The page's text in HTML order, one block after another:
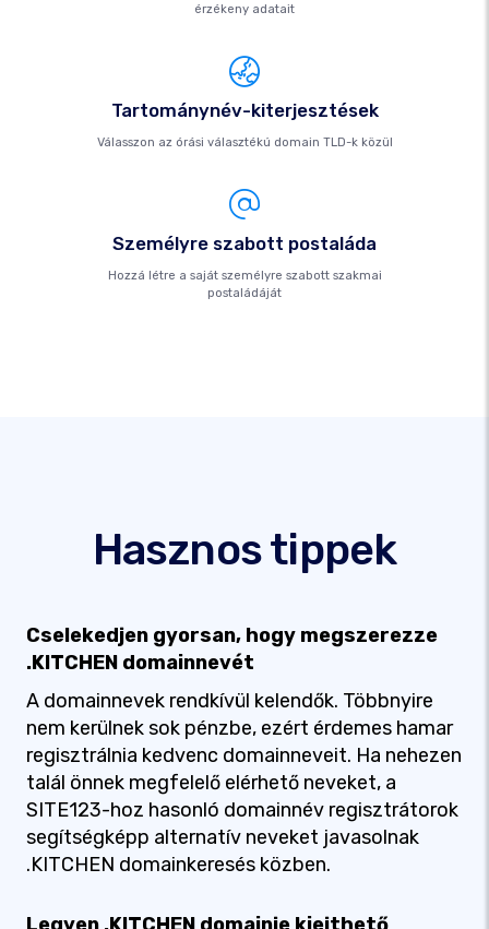
érzékeny adatait
Tartománynév-kiterjesztések
Válasszon az órási választékú domain TLD-k közül
Személyre szabott postaláda
Hozzá létre a saját személyre szabott szakmai
postaládáját
Hasznos tippek
Cselekedjen gyorsan, hogy megszerezze
.KITCHEN domainnevét
A domainnevek rendkívül kelendők. Többnyire
nem kerülnek sok pénzbe, ezért érdemes hamar
regisztrálnia kedvenc domainneveit. Ha nehezen
talál önnek megfelelő elérhető neveket, a
SITE123-hoz hasonló domainnév regisztrátorok
segítségképp alternatív neveket javasolnak
.KITCHEN domainkeresés közben.